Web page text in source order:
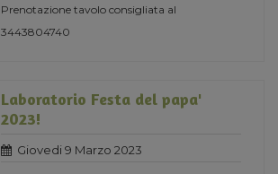
Prenotazione tavolo consigliata al
3443804740
Laboratorio Festa del papa'
2023!
Giovedi 9 Marzo 2023